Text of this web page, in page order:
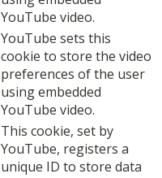
YouTube video.
YouTube sets this
cookie to store the video
preferences of the user
using embedded
YouTube video.
This cookie, set by
YouTube, registers a
unique ID to store data